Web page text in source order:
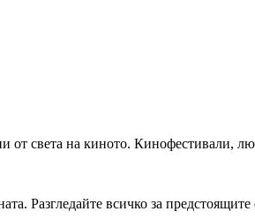
от света на киното. Кинофестивали,
Разгледайте всичко за